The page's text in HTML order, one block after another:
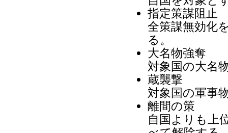
指定策謀阻止
全策謀無効化
る。
大名物強奪
対象国の大名
蔵襲撃
対象国の軍事
離間の策
自国よりも上